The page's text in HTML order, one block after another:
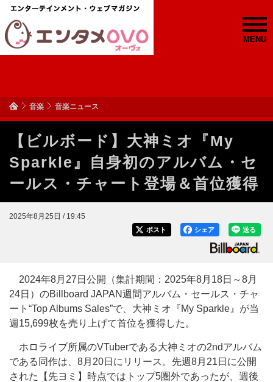
MENU
音楽 音楽ニュース
【ビルボード】大神ミオ『My
Sparkle』自身初のアルバム・セ
ールス・チャート登場＆首位獲得
2025年8月25日 / 19:45
送る
シェア
ポスト
2024年8月27日公開（集計期間：2025年8月18日～8月
24日）のBillboard JAPAN週間アルバム・セールス・チャ
ート“Top Albums Sales”で、大神ミオ『My Sparkle』が当
週15,699枚を売り上げて首位を獲得した。
ホロライブ所属のVTuberである大神ミオの2ndアルバム
である同作は、8月20日にリリース。先週8月21日に公開
された【先ヨミ】時点ではトップ5圏外であったが、週後